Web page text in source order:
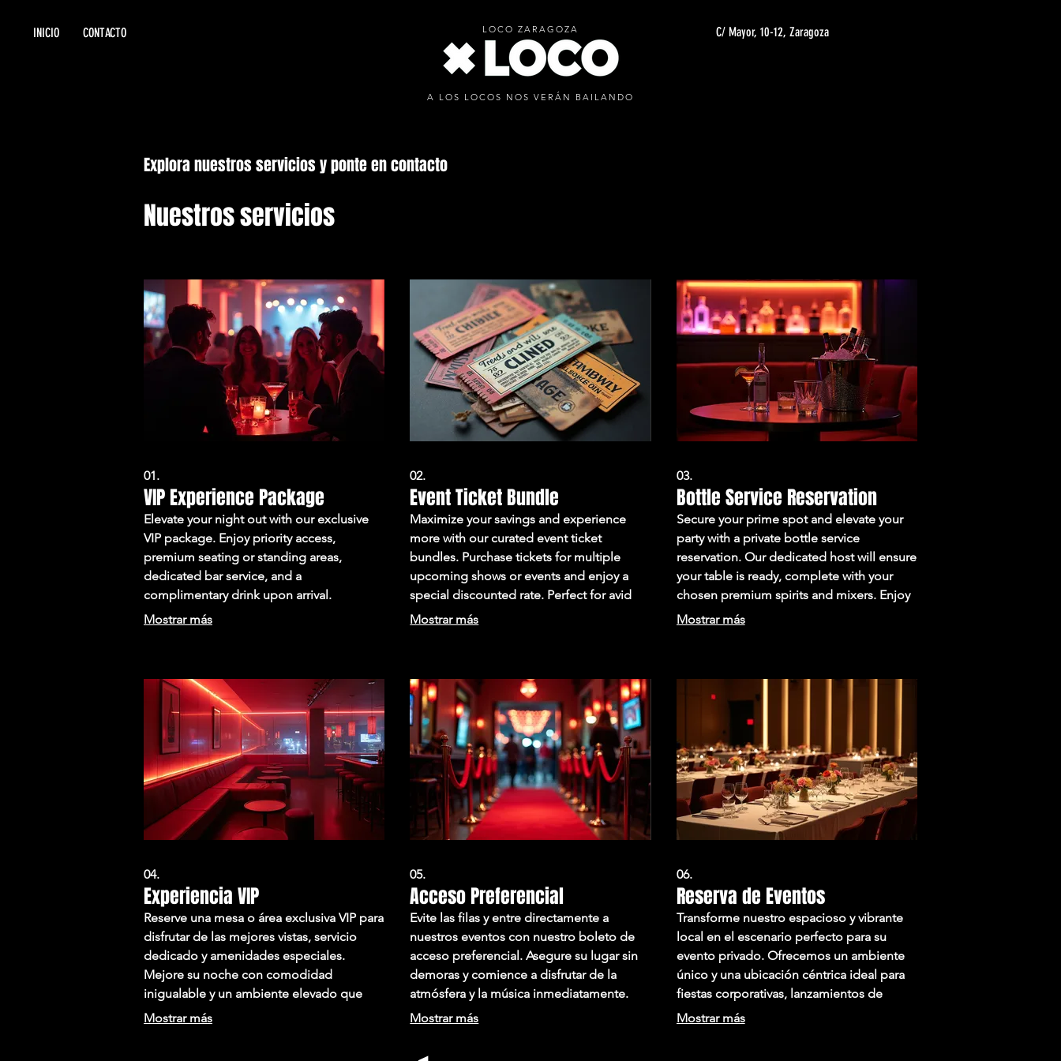
INICIO CONTACTO C/ Mayor, 10-12, Zaragoza
A LOS LOCOS NOS VERÁN BAILANDO
LOCO ZARAGOZA
Explora nuestros servicios y ponte en contacto
Nuestros servicios
01.
VIP Experience Package
Elevate your night out with our exclusive
VIP package. Enjoy priority access,
premium seating or standing areas,
dedicated bar service, and a
complimentary drink upon arrival.
Experience the best of our venue with
Mostrar más
02.
Event Ticket Bundle
Maximize your savings and experience
more with our curated event ticket
bundles. Purchase tickets for multiple
upcoming shows or events and enjoy a
special discounted rate. Perfect for avid
fans looking to catch all the action.
Mostrar más
03.
Bottle Service Reservation
Secure your prime spot and elevate your
party with a private bottle service
reservation. Our dedicated host will ensure
your table is ready, complete with your
chosen premium spirits and mixers. Enjoy
seamless service throughout the night.
Mostrar más
04.
Experiencia VIP
Reserve una mesa o área exclusiva VIP para
disfrutar de las mejores vistas, servicio
dedicado y amenidades especiales.
Mejore su noche con comodidad
inigualable y un ambiente elevado que
hará su celebración memorable. Disfrute
Mostrar más
05.
Acceso Preferencial
Evite las filas y entre directamente a
nuestros eventos con nuestro boleto de
acceso preferencial. Asegure su lugar sin
demoras y comience a disfrutar de la
atmósfera y la música inmediatamente.
Este servicio está diseñado para maximizar
Mostrar más
06.
Reserva de Eventos
Transforme nuestro espacioso y vibrante
local en el escenario perfecto para su
evento privado. Ofrecemos un ambiente
único y una ubicación céntrica ideal para
fiestas corporativas, lanzamientos de
productos o celebraciones personales.
Mostrar más